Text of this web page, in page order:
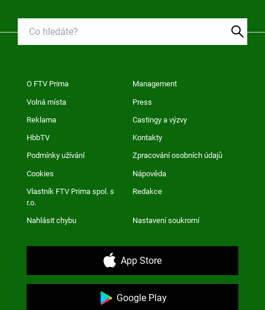
O FTV Prima Management
Volná místa Press
Reklama Castingy a výzvy
HbbTV Kontakty
Podmínky užívání Zpracování osobních údajů
Cookies Nápověda
Vlastník FTV Prima spol. s
r.o.
Redakce
Nahlásit chybu Nastavení soukromí
App Store
Google Play